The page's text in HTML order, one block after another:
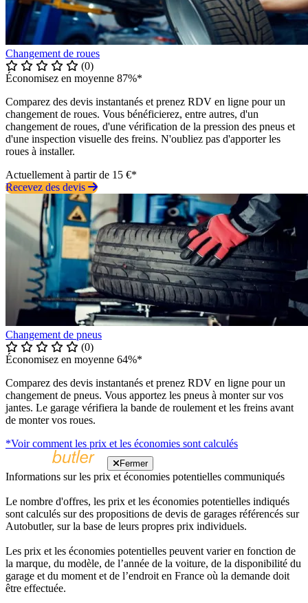
Changement de roues
(0)
Économisez en moyenne 87%*
Comparez des devis instantanés et prenez RDV en ligne pour un
changement de roues. Vous bénéficierez, entre autres, d'un
changement de roues, d'une vérification de la pression des pneus et
d'une inspection visuelle des freins. N'oubliez pas d'apporter les
roues à installer.
Actuellement à partir de 15 €*
Recevez des devis
Changement de pneus
(0)
Économisez en moyenne 64%*
Comparez des devis instantanés et prenez RDV en ligne pour un
changement de pneus. Vous apportez les pneus à monter sur vos
jantes. Le garage vérifiera la bande de roulement et les freins avant
de monter vos roues.
*Voir comment les prix et les économies sont calculés
Fermer
Informations sur les prix et économies potentielles communiqués
Le nombre d'offres, les prix et les économies potentielles indiqués
sont calculés sur des propositions de devis de garages référencés sur
Autobutler, sur la base de leurs propres prix individuels.
Les prix et les économies potentielles peuvent varier en fonction de
la marque, du modèle, de l’année de la voiture, de la disponibilité du
garage et du moment et de l’endroit en France où la demande doit
être effectuée.